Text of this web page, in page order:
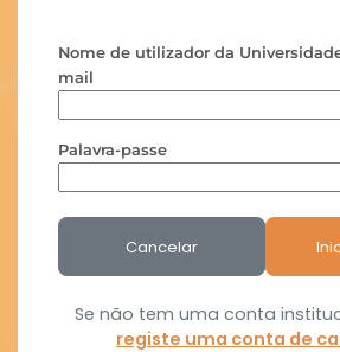
Nome de utilizador da
mail
Palavra-passe
Cancelar
Se não tem uma conta
registe uma conta de